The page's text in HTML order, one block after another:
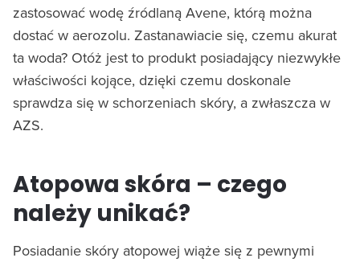
zastosować wodę źródlaną Avene, którą można
dostać w aerozolu. Zastanawiacie się, czemu akurat
ta woda? Otóż jest to produkt posiadający niezwykłe
właściwości kojące, dzięki czemu doskonale
sprawdza się w schorzeniach skóry, a zwłaszcza w
AZS.
Atopowa skóra – czego
należy unikać?
Posiadanie skóry atopowej wiąże się z pewnymi